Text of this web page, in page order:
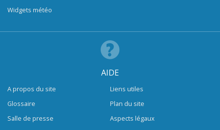
Widgets météo
AIDE
A propos du site
Glossaire
Salle de presse
Liens utiles
Plan du site
Aspects légaux